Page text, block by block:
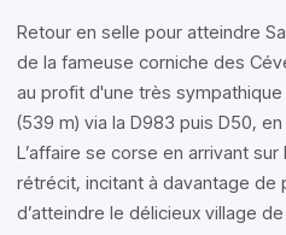
Retour en selle pour atteindre
de la fameuse corniche des
au profit d'une très
(539 m) via la D983 puis D50,
L’affaire se corse en arrivant sur
rétrécit, incitant à davantage de
d’atteindre le délicieux village